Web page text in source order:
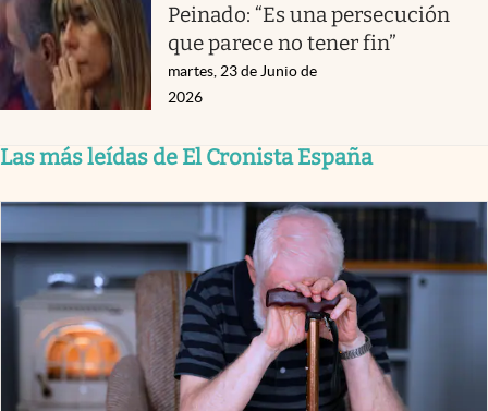
Peinado: “Es una persecución
que parece no tener fin”
martes, 23 de Junio de
2026
Las más leídas de El Cronista España